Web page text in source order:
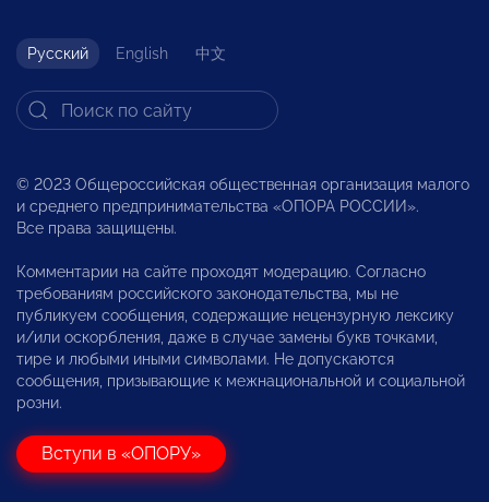
Русский English 中文
© 2023 Общероссийская общественная организация малого
и среднего предпринимательства «ОПОРА РОССИИ».
Все права защищены.
Комментарии на сайте проходят модерацию. Согласно
требованиям российского законодательства, мы не
публикуем сообщения, содержащие нецензурную лексику
и/или оскорбления, даже в случае замены букв точками,
тире и любыми иными символами. Не допускаются
сообщения, призывающие к межнациональной и социальной
розни.
Вступи в «ОПОРУ»